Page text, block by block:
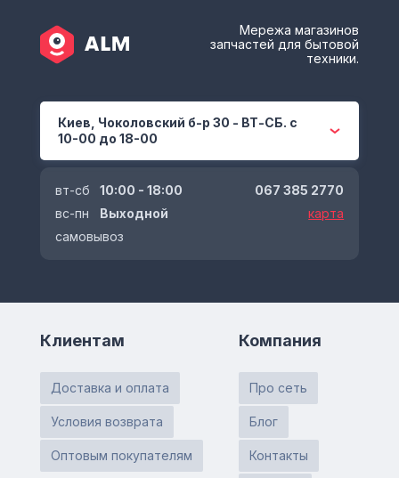
Мережа магазинов
запчастей для бытовой
техники.
Киев, Чоколовский б-р 30 - ВТ-СБ. с
10-00 до 18-00
вт-сб
10:00 - 18:00
вс-пн
Выходной
самовывоз
067 385 2770
карта
Клиентам
Доставка и оплата
Условия возврата
Оптовым покупателям
Компания
Про сеть
Блог
Контакты